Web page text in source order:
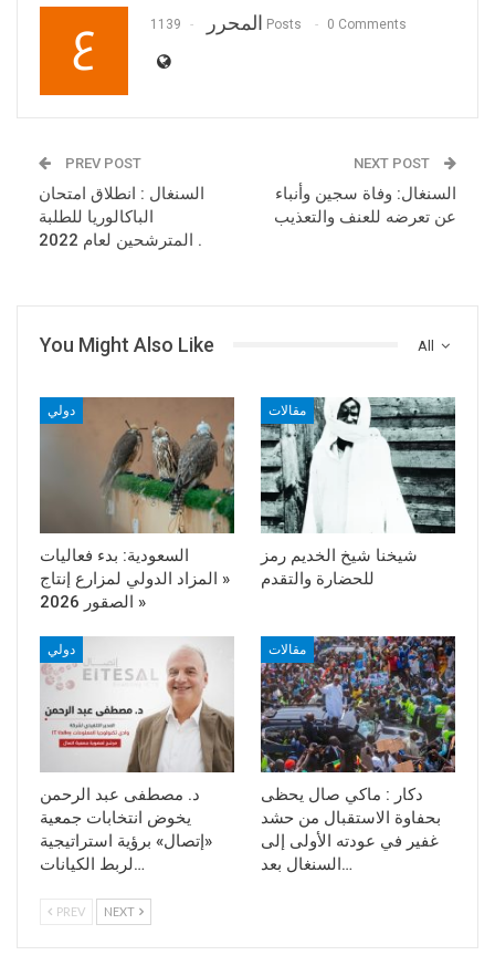
المحرر 1139 Posts 0 Comments
PREV POST
السنغال : انطلاق امتحان
الباكالوريا للطلبة
المترشحين لعام 2022 .
NEXT POST
السنغال: وفاة سجين وأنباء
عن تعرضه للعنف والتعذيب
All
You Might Also Like
دولي
السعودية: بدء فعاليات
« المزاد الدولي لمزارع إنتاج
الصقور 2026 »
مقالات
شيخنا شيخ الخديم رمز
للحضارة والتقدم
دولي
د. مصطفى عبد الرحمن
يخوض انتخابات جمعية
«إتصال» برؤية استراتيجية
لربط الكيانات…
مقالات
دكار : ماكي صال يحظى
بحفاوة الاستقبال من حشد
غفير في عودته الأولى إلى
السنغال بعد…
PREV NEXT